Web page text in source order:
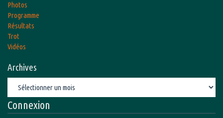
Photos
Programme
Résultats
Trot
Vidéos
Archives
Connexion